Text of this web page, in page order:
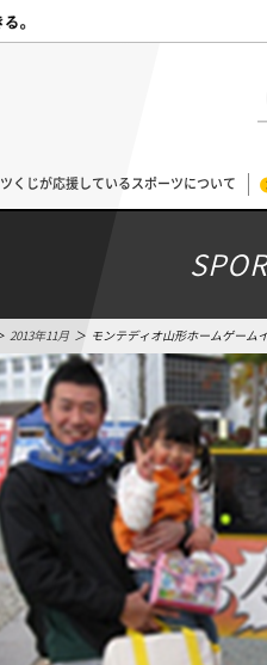
くじが応援しているスポーツについて
2013年11月 ＞ モンテディオ山形ホームゲーム